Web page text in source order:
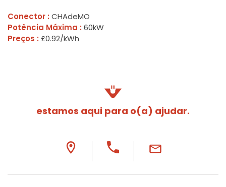
Conector : CHAdeMO
Potência Máxima : 60kW
Preços : £0.92/kWh
estamos aqui para o(a) ajudar.